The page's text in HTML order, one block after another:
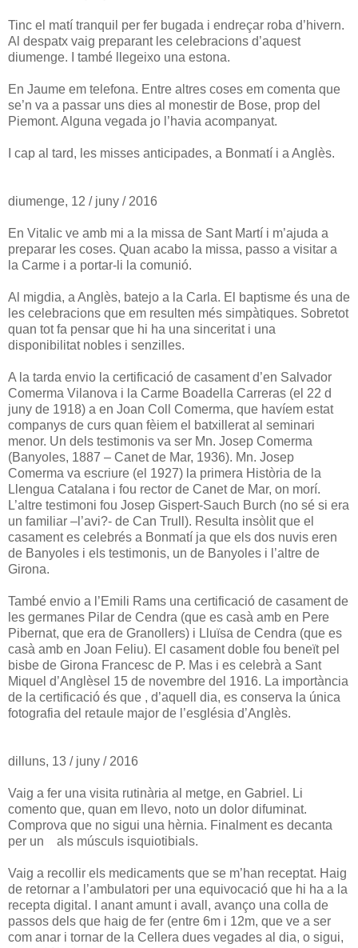
Tinc el matí tranquil per fer bugada i endreçar roba d’hivern.
Al despatx vaig preparant les celebracions d’aquest
diumenge. I també llegeixo una estona.
En Jaume em telefona. Entre altres coses em comenta que
se’n va a passar uns dies al monestir de Bose, prop del
Piemont. Alguna vegada jo l’havia acompanyat.
I cap al tard, les misses anticipades, a Bonmatí i a Anglès.
diumenge, 12 / juny / 2016
En Vitalic ve amb mi a la missa de Sant Martí i m’ajuda a
preparar les coses. Quan acabo la missa, passo a visitar a
la Carme i a portar-li la comunió.
Al migdia, a Anglès, batejo a la Carla. El baptisme és una de
les celebracions que em resulten més simpàtiques. Sobretot
quan tot fa pensar que hi ha una sinceritat i una
disponibilitat nobles i senzilles.
A la tarda envio la certificació de casament d’en Salvador
Comerma Vilanova i la Carme Boadella Carreras (el 22 d
juny de 1918) a en Joan Coll Comerma, que havíem estat
companys de curs quan fèiem el batxillerat al seminari
menor. Un dels testimonis va ser Mn. Josep Comerma
(Banyoles, 1887 – Canet de Mar, 1936). Mn. Josep
Comerma va escriure (el 1927) la primera Història de la
Llengua Catalana i fou rector de Canet de Mar, on morí.
L’altre testimoni fou Josep Gispert-Sauch Burch (no sé si era
un familiar –l’avi?- de Can Trull). Resulta insòlit que el
casament es celebrés a Bonmatí ja que els dos nuvis eren
de Banyoles i els testimonis, un de Banyoles i l’altre de
Girona.
També envio a l’Emili Rams una certificació de casament de
les germanes Pilar de Cendra (que es casà amb en Pere
Pibernat, que era de Granollers) i Lluïsa de Cendra (que es
casà amb en Joan Feliu). El casament doble fou beneït pel
bisbe de Girona Francesc de P. Mas i es celebrà a Sant
Miquel d’Anglèsel 15 de novembre del 1916. La importància
de la certificació és que , d’aquell dia, es conserva la única
fotografia del retaule major de l’església d’Anglès.
dilluns, 13 / juny / 2016
Vaig a fer una visita rutinària al metge, en Gabriel. Li
comento que, quan em llevo, noto un dolor difuminat.
Comprova que no sigui una hèrnia. Finalment es decanta
per un als músculs isquiotibials.
Vaig a recollir els medicaments que se m’han receptat. Haig
de retornar a l’ambulatori per una equivocació que hi ha a la
recepta digital. I anant amunt i avall, avanço una colla de
passos dels que haig de fer (entre 6m i 12m, que ve a ser
com anar i tornar de la Cellera dues vegades al dia, o sigui,